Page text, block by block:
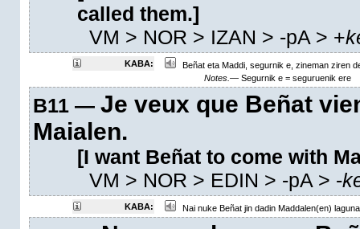
called them.]
VM > NOR > IZAN > -pA> +
KABA:
Beñat eta Maddi, segurnik e, zineman ziren
Notes.—Segurnik e = seguruenik ere
B11 — Je veux que Beñat
Maialen.
[I want Beñat to come with
VM > NOR > EDIN > -pA> -
KABA: Nai nuke Beñat jin dadin Maddalen(en)